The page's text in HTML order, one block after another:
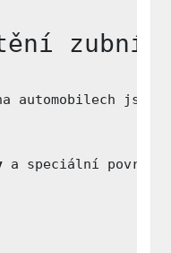
zubní
automobilech
a speciální